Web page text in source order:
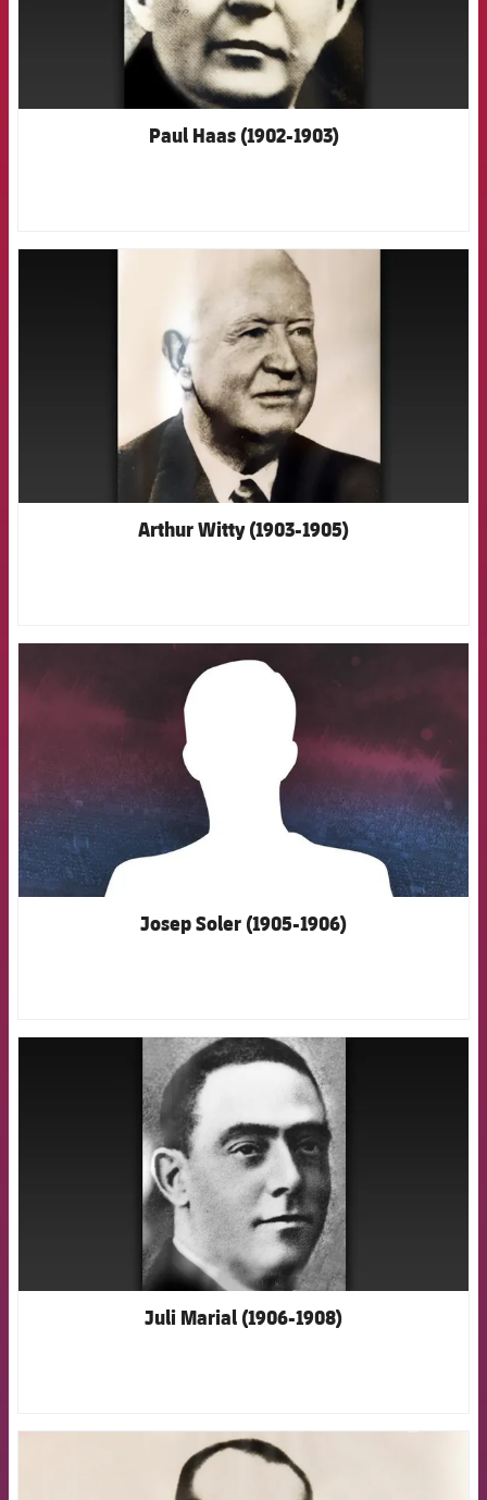
Paul Haas (1902-1903)
FCB Barcelona badge
Arthur Witty (1903-1905)
FCB Barcelona badge
Josep Soler (1905-1906)
FCB Barcelona badge
Juli Marial (1906-1908)
FCB Barcelona badge